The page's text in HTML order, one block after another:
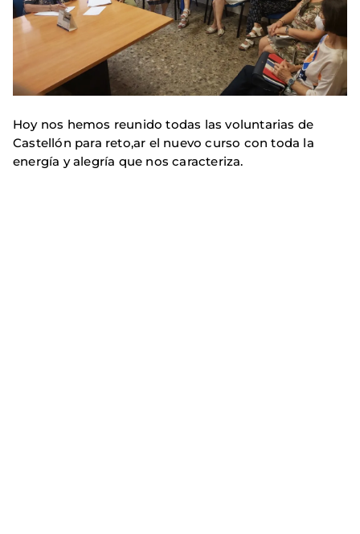
Hoy nos hemos reunido todas las voluntarias de
Castellón para reto,ar el nuevo curso con toda la
energía y alegría que nos caracteriza.